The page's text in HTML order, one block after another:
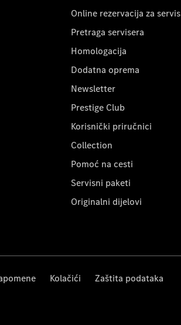
Online rezervacija za servis
Pretraga servisera
Homologacija
Dodatna oprema
Newsletter
Prestige Club
Korisnički priručnici
Collection
Pomoć na cesti
Servisni paketi
Originalni dijelovi
Kolačići Zaštita podataka